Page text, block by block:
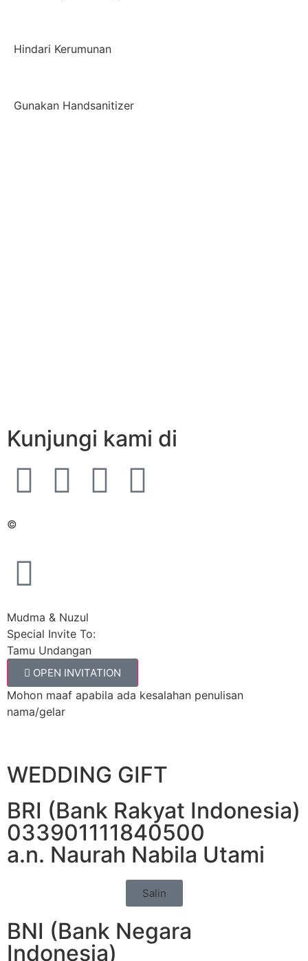
Hindari Kerumunan
Gunakan Handsanitizer
Kunjungi kami di
©
Mudma & Nuzul
Special Invite To:
Tamu Undangan
OPEN INVITATION
Mohon maaf apabila ada kesalahan penulisan
nama/gelar
WEDDING GIFT
BRI (Bank Rakyat Indonesia)
033901111840500
a.n. Naurah Nabila Utami
Salin
BNI (Bank Negara
Indonesia)